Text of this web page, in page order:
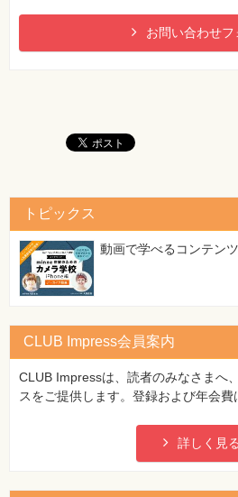
お問い合わせフ
トピックス
動画で学べるコンテンツ
CLUB Impress会員案内
CLUB Impressは、読者のみなさまへ
スをご提供します。登録および年会費
詳しく見る